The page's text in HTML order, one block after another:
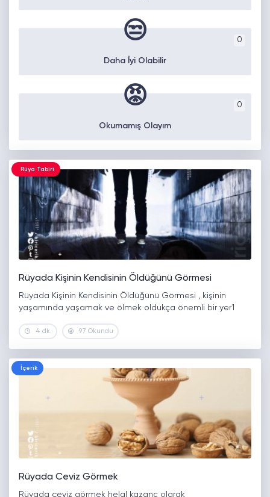
0
😒
Daha İyi Olabilir
0
😡
Okumamış Olayım
Rüya Tabiri
Rüyada Kişinin Kendisinin Öldüğünü Görmesi
Rüyada Kişinin Kendisinin Öldüğünü Görmesi , kişinin
yaşamında yaşamak ve ölmek oldukça önemli bir yer1
4 dk. 97 Okundu
İçerik
Rüyada Ceviz Görmek
Rüyada ceviz görmek helal kazanç olarak